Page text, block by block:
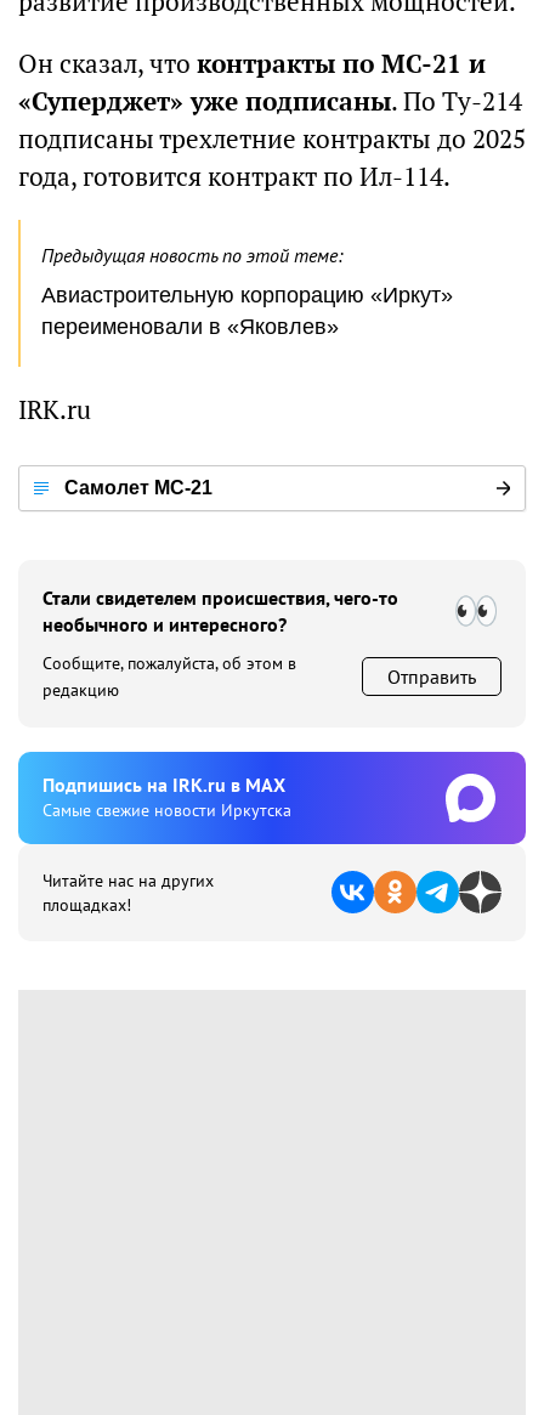
Он сказал, что контракты по МС-21 и
«Суперджет» уже подписаны. По Ту-214
подписаны трехлетние контракты до 2025
года, готовится контракт по Ил-114.
Предыдущая новость по этой теме:
Авиастроительную корпорацию «Иркут»
переименовали в «Яковлев»
IRK.ru
Самолет МС-21
Стали свидетелем происшествия, чего-то
необычного и интересного?
Сообщите, пожалуйста, об этом в
редакцию
Отправить
Подпишиcь на IRK.ru в MAX
Cамые свежие новости Иркутска
Читайте нас на других
площадках!